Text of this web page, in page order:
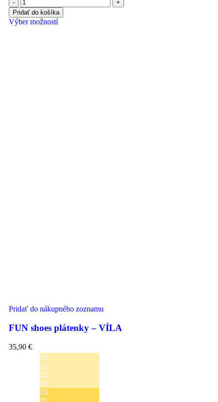
Pridať do košíka
Výber možností
Pridať do nákupného zoznamu
FUN shoes plátenky – VÍLA
35,90 €
20
21
22
23
24